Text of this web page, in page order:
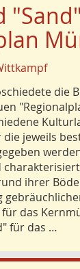
die
jeweils
ihrer
das
für das …